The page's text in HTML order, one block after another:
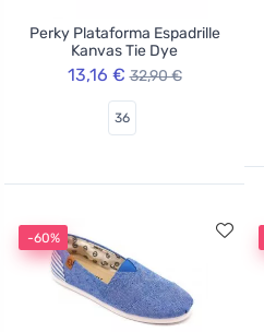
Perky Plataforma Espadrille
Kanvas Tie Dye
13,16 € 32,90 €
36
-60%